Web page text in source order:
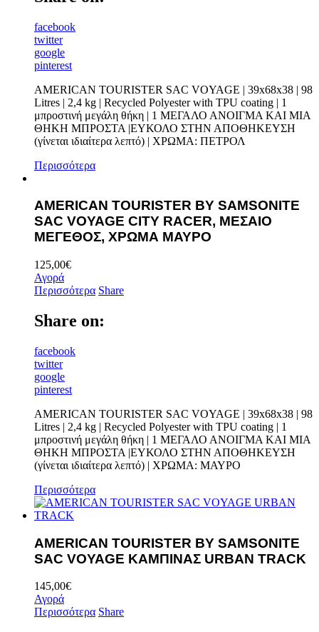
facebook
twitter
google
pinterest
AMERICAN TOURISTER SAC VOYAGE | 39x68x38 | 98
Litres | 2,4 kg | Recycled Polyester with TPU coating | 1
μπροστινή μεγάλη θήκη | 1 ΜΕΓΑΛΟ ΑΝΟΙΓΜΑ ΚΑΙ ΜΙΑ
ΘΗΚΗ ΜΠΡΟΣΤΑ |ΕΥΚΟΛΟ ΣΤΗΝ ΑΠΟΘΗΚΕΥΣΗ
(γίνεται ιδιαίτερα λεπτό) | ΧΡΩΜΑ: ΠΕΤΡΟΛ
Περισσότερα
AMERICAN TOURISTER BY SAMSONITE
SAC VOYAGE CITY RACER, ΜΕΣΑΙΟ
ΜΕΓΕΘΟΣ, ΧΡΩΜΑ ΜΑΥΡΟ
125,00€
Αγορά
Περισσότερα Share
Share on:
facebook
twitter
google
pinterest
AMERICAN TOURISTER SAC VOYAGE | 39x68x38 | 98
Litres | 2,4 kg | Recycled Polyester with TPU coating | 1
μπροστινή μεγάλη θήκη | 1 ΜΕΓΑΛΟ ΑΝΟΙΓΜΑ ΚΑΙ ΜΙΑ
ΘΗΚΗ ΜΠΡΟΣΤΑ |ΕΥΚΟΛΟ ΣΤΗΝ ΑΠΟΘΗΚΕΥΣΗ
(γίνεται ιδιαίτερα λεπτό) | ΧΡΩΜΑ: ΜΑΥΡΟ
Περισσότερα
AMERICAN TOURISTER BY SAMSONITE
SAC VOYAGE ΚΑΜΠΙΝΑΣ URBAN TRACK
145,00€
Αγορά
Περισσότερα Share